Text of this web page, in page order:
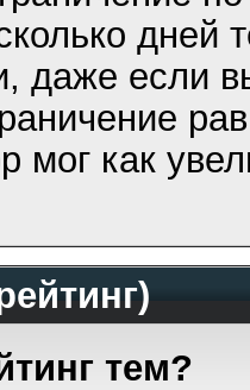
дней
даже если
мог как
тем?